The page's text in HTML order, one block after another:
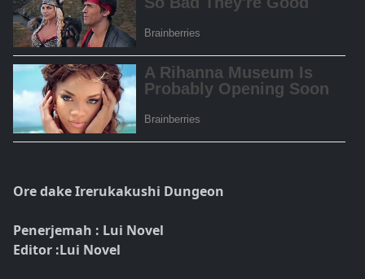
Ore dake Irerukakushi Dungeon
Penerjemah : Lui Novel
Editor :Lui Novel